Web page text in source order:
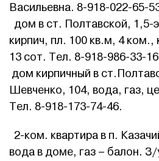
Васильевна. 8-918-022-65-
дом в ст. Полтавской, 1,5-
кирпич, пл. 100 кв.м, 4
13 сот. Тел. 8-918-986-33-
дом кирпичный в
Шевченко, 104, вода, газ,
Тел. 8-918-173-74-46.
2-ком. квартира в п.
вода в доме, газ – балон.